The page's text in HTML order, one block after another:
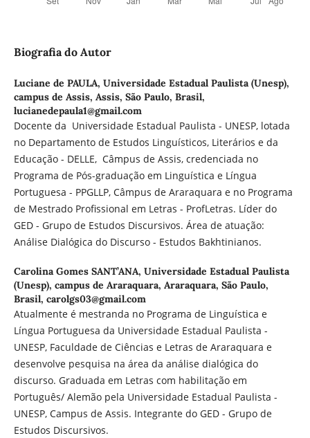
Biografia do Autor
Luciane de PAULA, Universidade Estadual Paulista (Unesp),
campus de Assis, Assis, São Paulo, Brasil,
lucianedepaula1@gmail.com
Docente da Universidade Estadual Paulista - UNESP, lotada
no Departamento de Estudos Linguísticos, Literários e da
Educação - DELLE, Câmpus de Assis, credenciada no
Programa de Pós-graduação em Linguística e Língua
Portuguesa - PPGLLP, Câmpus de Araraquara e no Programa
de Mestrado Profissional em Letras - ProfLetras. Líder do
GED - Grupo de Estudos Discursivos. Área de atuação:
Análise Dialógica do Discurso - Estudos Bakhtinianos.
Carolina Gomes SANT’ANA, Universidade Estadual Paulista
(Unesp), campus de Araraquara, Araraquara, São Paulo,
Brasil, carolgs03@gmail.com
Atualmente é mestranda no Programa de Linguística e
Língua Portuguesa da Universidade Estadual Paulista -
UNESP, Faculdade de Ciências e Letras de Araraquara e
desenvolve pesquisa na área da análise dialógica do
discurso. Graduada em Letras com habilitação em
Português/ Alemão pela Universidade Estadual Paulista -
UNESP, Campus de Assis. Integrante do GED - Grupo de
Estudos Discursivos.